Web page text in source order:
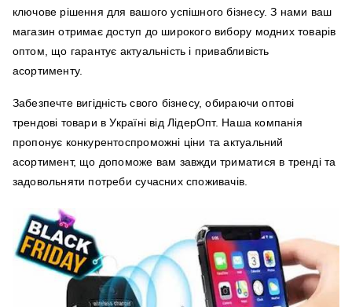
ключове рішення для вашого успішного бізнесу. З нами ваш
магазин отримає доступ до широкого вибору модних товарів
оптом, що гарантує актуальність і привабливість
асортименту.
Забезпечте вигідність свого бізнесу, обираючи оптові
трендові товари в Україні від ЛідерОпт. Наша компанія
пропонує конкурентоспроможні ціни та актуальний
асортимент, що допоможе вам завжди триматися в тренді та
задовольняти потреби сучасних споживачів.